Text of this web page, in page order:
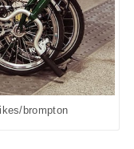
brompton